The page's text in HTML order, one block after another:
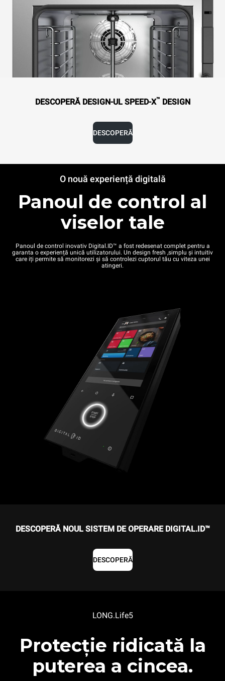
DESCOPERĂ DESIGN-UL SPEED-X™ DESIGN
DESCOPERĂ
O nouă experiență digitală
Panoul de control al
viselor tale
Panoul de control inovativ Digital.ID™ a fost redesenat complet pentru a
garanta o experiență unică utilizatorului. Un design fresh ,simplu și intuitiv
care iți permite să monitorezi și să controlezi cuptorul tău cu viteza unei
atingeri.
DESCOPERĂ NOUL SISTEM DE OPERARE DIGITAL.ID™
DESCOPERĂ
LONG.Life5
Protecție ridicată la
puterea a cincea.